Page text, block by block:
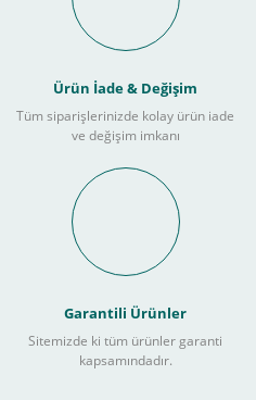
Ürün İade & Değişim
Tüm siparişlerinizde kolay ürün iade
ve değişim imkanı
Garantili Ürünler
Sitemizde ki tüm ürünler garanti
kapsamındadır.